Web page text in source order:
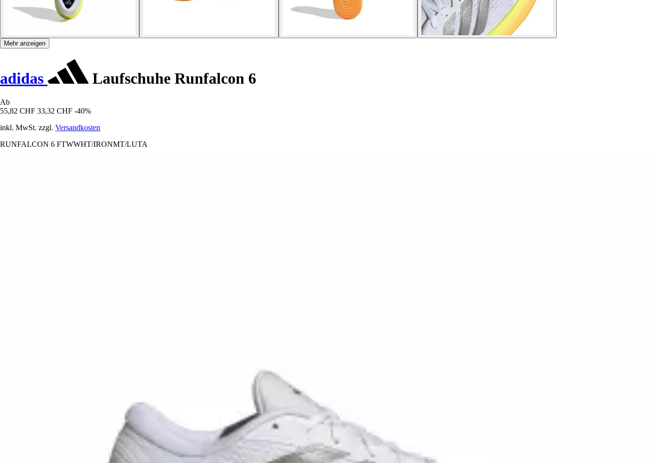
Mehr anzeigen
adidas Laufschuhe Runfalcon 6
Ab
55,82 CHF 33,32 CHF -40%
inkl. MwSt. zzgl. Versandkosten
RUNFALCON 6 FTWWHT/IRONMT/LUTA